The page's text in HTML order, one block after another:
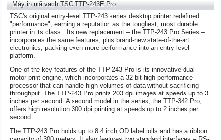
Máy in mã vạch TSCTTP-243E Pro
TSC's original entry-level TTP-243 series desktop printer redefined
"performance", earning a reputation as the toughest, most durable
printer in its class. Its new replacement – the TTP-243 Pro Series –
incorporates the same features, plus brand-new state-of-the-art
electronics, packing even more performance into an entry-level
platform.
One of the key features of the TTP-243 Pro is its innovative dual-
motor print engine, which incorporates a 32 bit high performance
processor that can handle high volumes of data without sacrificing
throughput. The TTP-243 Pro prints 203 dpi images at speeds up to 3
inches per second. A second model in the series, the TTP-342 Pro,
offers high resolution 300 dpi printing at speeds up to 2 inches per
second.
The TTP-243 Pro holds up to 8.4 inch OD label rolls and has a ribbon